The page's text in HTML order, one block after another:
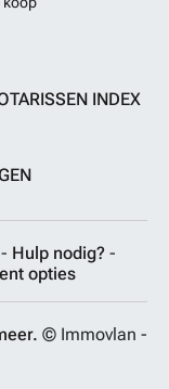
INDEX
- Hulp nodig? -
opties
© Immovlan -